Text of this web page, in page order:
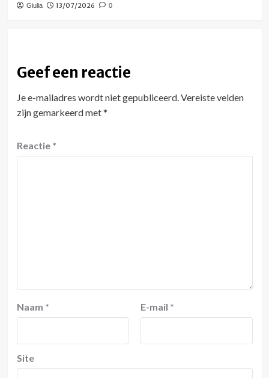
Giulia 13/07/2026 0
Geef een reactie
Je e-mailadres wordt niet gepubliceerd. Vereiste velden
zijn gemarkeerd met*
Reactie *
Naam * E-mail *
Site